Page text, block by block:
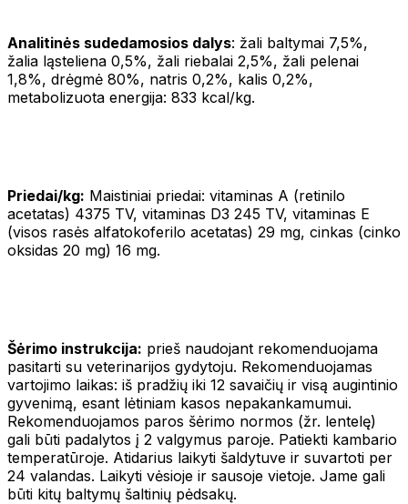
Analitinės sudedamosios dalys: žali baltymai 7,5%,
žalia ląsteliena 0,5%, žali riebalai 2,5%, žali pelenai
1,8%, drėgmė 80%, natris 0,2%, kalis 0,2%,
metabolizuota energija: 833 kcal/kg.
Priedai/kg: Maistiniai priedai: vitaminas A (retinilo
acetatas) 4375 TV, vitaminas D3 245 TV, vitaminas E
(visos rasės alfatokoferilo acetatas) 29 mg, cinkas (cinko
oksidas 20 mg) 16 mg.
Šėrimo instrukcija: prieš naudojant rekomenduojama
pasitarti su veterinarijos gydytoju. Rekomenduojamas
vartojimo laikas: iš pradžių iki 12 savaičių ir visą augintinio
gyvenimą, esant lėtiniam kasos nepakankamumui.
Rekomenduojamos paros šėrimo normos (žr. lentelę)
gali būti padalytos į 2 valgymus paroje. Patiekti kambario
temperatūroje. Atidarius laikyti šaldytuve ir suvartoti per
24 valandas. Laikyti vėsioje ir sausoje vietoje. Jame gali
būti kitų baltymų šaltinių pėdsakų.